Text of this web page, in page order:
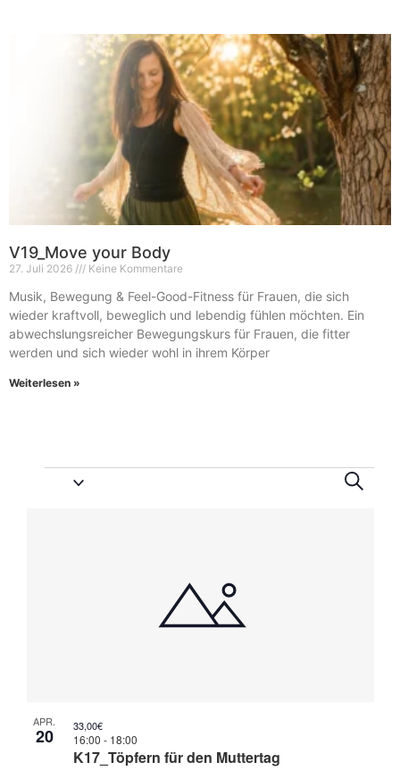
V19_Move your Body
27. Juli 2026 Keine Kommentare
Musik, Bewegung & Feel-Good-Fitness für Frauen, die sich
wieder kraftvoll, beweglich und lebendig fühlen möchten. Ein
abwechslungsreicher Bewegungskurs für Frauen, die fitter
werden und sich wieder wohl in ihrem Körper
Weiterlesen »
Suche
Veranstaltungen
APR.
20
K17_Töpfern für den Muttertag
16:00 - 18:00
33,00€